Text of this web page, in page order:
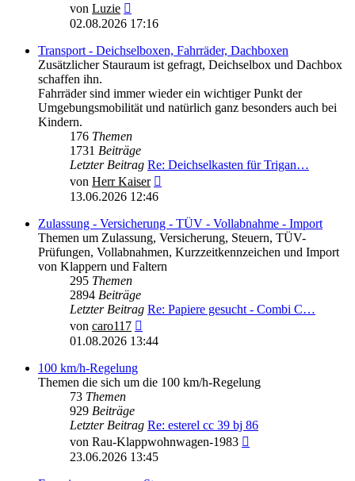
von Luzie
Beitrag
02.08.2026 17:16
Transport - Deichselboxen, Fahrräder, Dachboxen
Zusätzlicher Stauraum ist gefragt, Deichselbox und Dachbox
schaffen ihn.
Fahrräder sind immer wieder ein wichtiger Punkt der
Umgebungsmobilität und natürlich ganz besonders auch bei
Kindern.
176 Themen
1731 Beiträge
Letzter Beitrag Re: Deichselkasten für Trigan…
von Herr Kaiser
13.06.2026 12:46
Zulassung - Versicherung - TÜV - Vollabnahme - Import
Themen um Zulassung, Versicherung, Steuern, TÜV-
Prüfungen, Vollabnahmen, Kurzzeitkennzeichen und Import
von Klappern und Faltern
295 Themen
2894 Beiträge
Letzter Beitrag Re: Papiere gesucht - Combi C…
von caro117
Beitrag
01.08.2026 13:44
100 km/h-Regelung
Themen die sich um die 100 km/h-Regelung
73 Themen
929 Beiträge
Letzter Beitrag Re: esterel cc 39 bj 86
von Rau-Klappwohnwagen-1983
23.06.2026 13:45